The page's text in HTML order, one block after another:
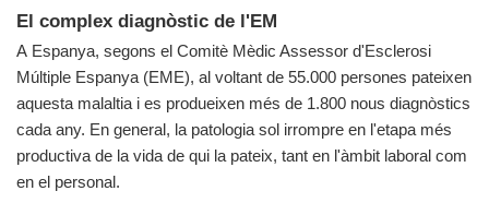
El complex diagnòstic de l'EM
A Espanya, segons el Comitè Mèdic Assessor d'Esclerosi
Múltiple Espanya (EME), al voltant de 55.000 persones pateixen
aquesta malaltia i es produeixen més de 1.800 nous diagnòstics
cada any. En general, la patologia sol irrompre en l'etapa més
productiva de la vida de qui la pateix, tant en l'àmbit laboral com
en el personal.